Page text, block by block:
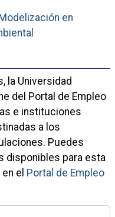
en
la Universidad
del Portal de Empleo
e instituciones
a los
Puedes
disponibles para esta
el Portal de Empleo